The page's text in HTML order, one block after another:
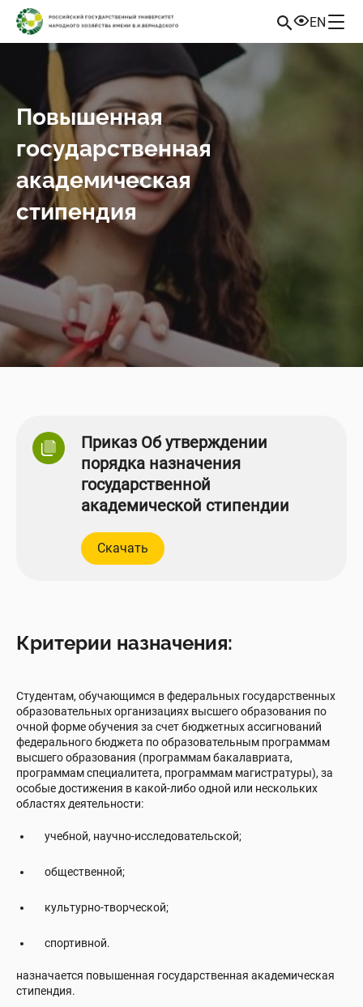
EN
Повышенная
государственная
академическая
стипендия
Приказ Об утверждении
порядка назначения
государственной
академической стипендии
Скачать
Критерии назначения:
Студентам, обучающимся в федеральных государственных
образовательных организациях высшего образования по
очной форме обучения за счет бюджетных ассигнований
федерального бюджета по образовательным программам
высшего образования (программам бакалавриата,
программам специалитета, программам магистратуры), за
особые достижения в какой-либо одной или нескольких
областях деятельности:
учебной, научно-исследовательской;
общественной;
культурно-творческой;
спортивной.
назначается повышенная государственная академическая
стипендия.